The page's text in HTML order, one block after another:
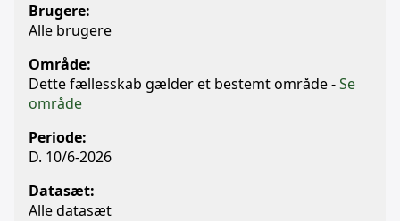
Brugere:
Alle brugere
Område:
Dette fællesskab gælder et bestemt område -Se
område
Periode:
D. 10/6-2026
Datasæt:
Alle datasæt